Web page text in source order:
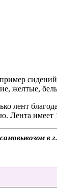
желтые,
лент